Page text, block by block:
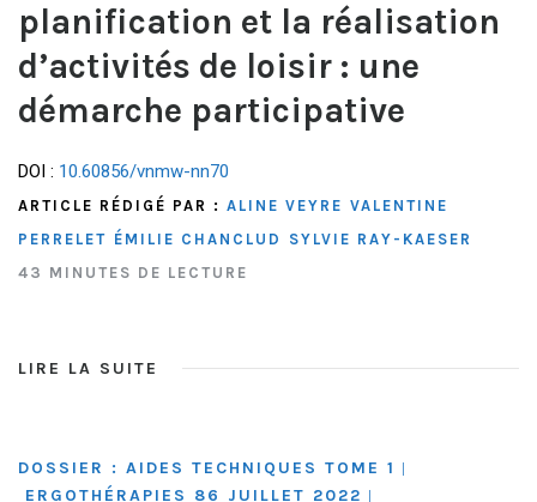
planification et la réalisation
d’activités de loisir : une
démarche participative
DOI : 10.60856/vnmw-nn70
ARTICLE RÉDIGÉ PAR : ALINE VEYRE VALENTINE
PERRELET ÉMILIE CHANCLUD
SYLVIE RAY-KAESER
43 MINUTES DE LECTURE
LIRE LA SUITE
DOSSIER : AIDES TECHNIQUES TOME 1 |
ERGOTHÉRAPIES 86 JUILLET 2022 |